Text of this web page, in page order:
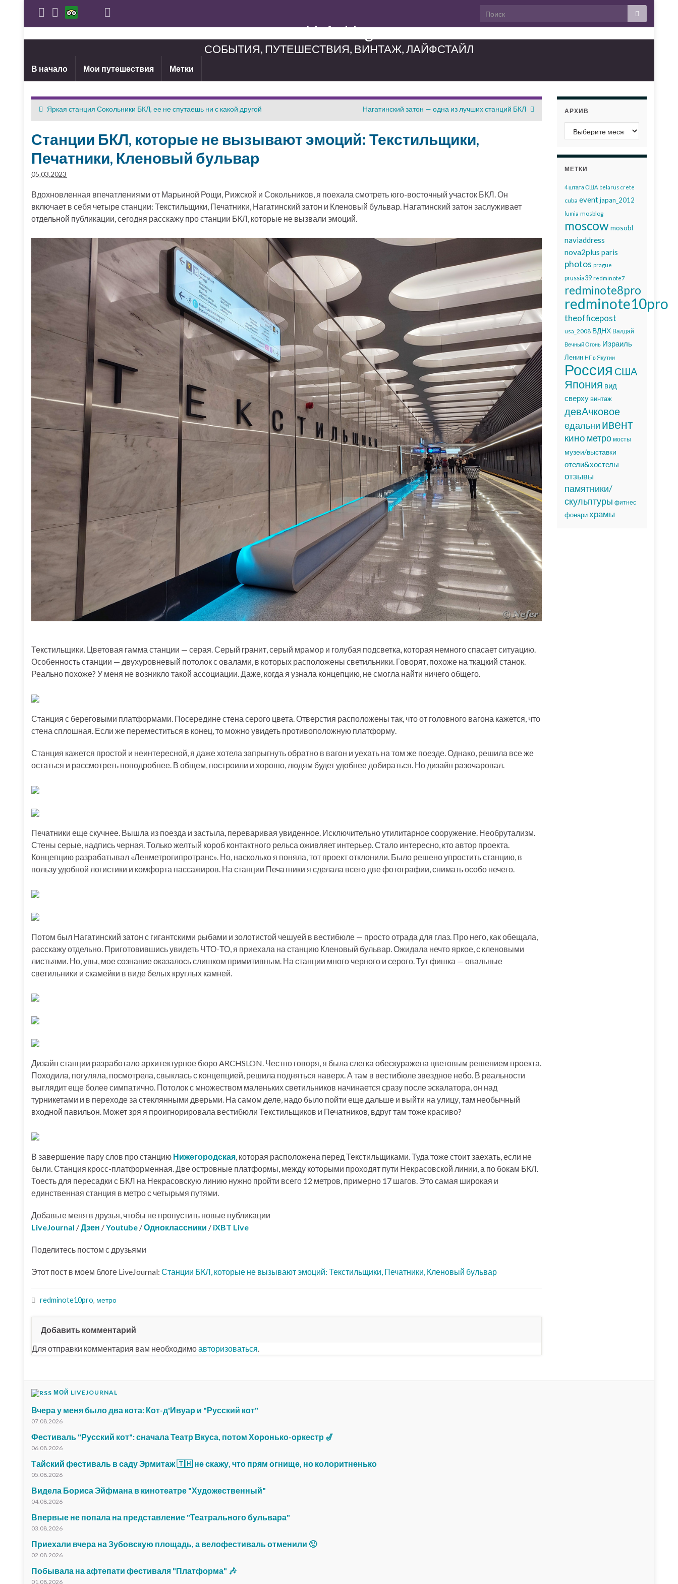
Neferblog
СОБЫТИЯ, ПУТЕШЕСТВИЯ, ВИНТАЖ, ЛАЙФСТАЙЛ
В начало Мои путешествия Метки
Яркая станция Сокольники БКЛ, ее не спутаешь ни с какой другой Нагатинский затон — одна из лучших станций БКЛ
Станции БКЛ, которые не вызывают эмоций: Текстильщики,
Печатники, Кленовый бульвар
05.03.2023
Вдохновленная впечатлениями от Марьиной Рощи, Рижской и Сокольников, я поехала смотреть юго-восточный участок БКЛ. Он
включает в себя четыре станции: Текстильщики, Печатники, Нагатинский затон и Кленовый бульвар. Нагатинский затон заслуживает
отдельной публикации, сегодня расскажу про станции БКЛ, которые не вызвали эмоций.
Текстильщики. Цветовая гамма станции — серая. Серый гранит, серый мрамор и голубая подсветка, которая немного спасает ситуацию.
Особенность станции — двухуровневый потолок с овалами, в которых расположены светильники. Говорят, похоже на ткацкий станок.
Реально похоже? У меня не возникло такой ассоциации. Даже, когда я узнала концепцию, не смогла найти ничего общего.
Станция с береговыми платформами. Посередине стена серого цвета. Отверстия расположены так, что от головного вагона кажется, что
стена сплошная. Если же переместиться в конец, то можно увидеть противоположную платформу.
Станция кажется простой и неинтересной, я даже хотела запрыгнуть обратно в вагон и уехать на том же поезде. Однако, решила все же
остаться и рассмотреть поподробнее. В общем, построили и хорошо, людям будет удобнее добираться. Но дизайн разочаровал.
Печатники еще скучнее. Вышла из поезда и застыла, переваривая увиденное. Исключительно утилитарное сооружение. Необрутализм.
Стены серые, надпись черная. Только желтый короб контактного рельса оживляет интерьер. Стало интересно, кто автор проекта.
Концепцию разрабатывал «Ленметрогипротранс». Но, насколько я поняла, тот проект отклонили. Было решено упростить станцию, в
пользу удобной логистики и комфорта пассажиров. На станции Печатники я сделала всего две фотографии, снимать особо нечего.
Потом был Нагатинский затон с гигантскими рыбами и золотистой чешуей в вестибюле — просто отрада для глаз. Про него, как обещала,
расскажу отдельно. Приготовившись увидеть ЧТО-ТО, я приехала на станцию Кленовый бульвар. Ожидала нечто яркое, с кленовыми
листьями. Но, увы, мое сознание оказалось слишком примитивным. На станции много черного и серого. Тут фишка — овальные
светильники и скамейки в виде белых круглых камней.
Дизайн станции разработало архитектурное бюро ARCHSLON. Честно говоря, я была слегка обескуражена цветовым решением проекта.
Походила, погуляла, посмотрела, свыклась с концепцией, решила подняться наверх. А там в вестибюле звездное небо. В реальности
выглядит еще более симпатично. Потолок с множеством маленьких светильников начинается сразу после эскалатора, он над
турникетами и в переходе за стеклянными дверьми. На самом деле, надо было пойти еще дальше и выйти на улицу, там необычный
входной павильон. Может зря я проигнорировала вестибюли Текстильщиков и Печатников, вдруг там тоже красиво?
В завершение пару слов про станцию Нижегородская, которая расположена перед Текстильщиками. Туда тоже стоит заехать, если не
были. Станция кросс-платформенная. Две островные платформы, между которыми проходят пути Некрасовской линии, а по бокам БКЛ.
Тоесть для пересадки с БКЛ на Некрасовскую линию нужно пройти всего 12 метров, примерно 17 шагов. Это самая широкая и
единственная станция в метро с четырьмя путями.
Добавьте меня в друзья, чтобы не пропустить новые публикации
LiveJournal /Дзен /Youtube /Одноклассники / iXBT Live
Поделитесь постом с друзьями
Этот пост в моем блоге LiveJournal: Станции БКЛ, которые не вызывают эмоций: Текстильщики, Печатники, Кленовый бульвар
redminote10pro, метро
Добавить комментарий
Для отправки комментария вам необходимоавторизоваться.
АРХИВ
Архив
МЕТКИ
4 штата США belarus crete
cuba event japan_2012
lumia mosblog
moscowmosobl
naviaddress
nova2plus paris
photos prague
prussia39 redminote7
redminote8pro
redminote10pro
theofficepost
usa_2008 ВДНХ Валдай
Вечный Огонь Израиль
Ленин НГ в Якутии
Россия США
Япония вид
сверху винтаж
девАчковое
едальни ивент
кино метро мосты
музеи/выставки
отели&хостелы
отзывы
памятники/
скульптуры фитнес
фонари храмы
МОЙ LIVEJOURNAL
Вчера у меня было два кота: Кот-д'Ивуар и "Русский кот"
07.08.2026
Фестиваль "Русский кот": сначала Театр Вкуса, потом Хоронько-оркестр 🎷
06.08.2026
Тайский фестиваль в саду Эрмитаж 🇹🇭 не скажу, что прям огнище, но колоритненько
05.08.2026
Видела Бориса Эйфмана в кинотеатре "Художественный"
04.08.2026
Впервые не попала на представление "Театрального бульвара"
03.08.2026
Приехали вчера на Зубовскую площадь, а велофестиваль отменили 🙁
02.08.2026
Побывала на афтепати фестиваля "Платформа" 🎶
01.08.2026